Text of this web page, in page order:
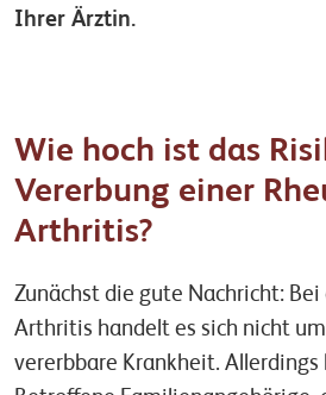
Ihrer Ärztin.
Wie hoch ist das
Vererbung einer
Arthritis?
Zunächst die gute Nachricht:
Arthritis handelt es sich nicht
vererbbare Krankheit. Allerdings